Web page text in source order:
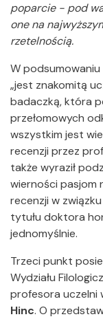
poparcie - pod
one na
rzetelnością.
W podsumowaniu
„jest znakomitą
badaczką, która
przełomowych
wszystkim jest
recenzji przez
także wyraził
wierności pasjom
recenzji w
tytułu doktora
jednomyślnie.
Trzeci punkt
Wydziału
profesora uczelni
Hinc. O